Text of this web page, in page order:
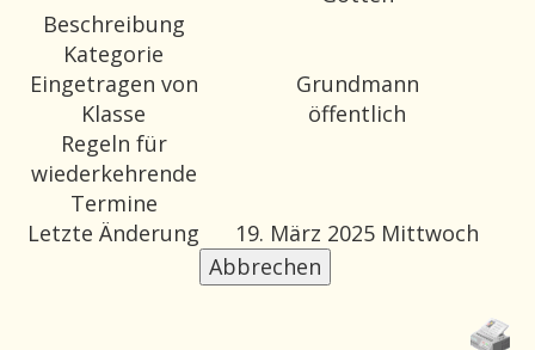
Beschreibung
Kategorie
Eingetragen von
Grundmann
Klasse
öffentlich
Regeln für
wiederkehrende
Termine
Letzte Änderung
19. März 2025 Mittwoch